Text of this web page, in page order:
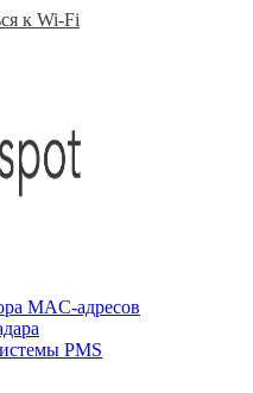
к Wi-Fi
MAC-адресов
PMS